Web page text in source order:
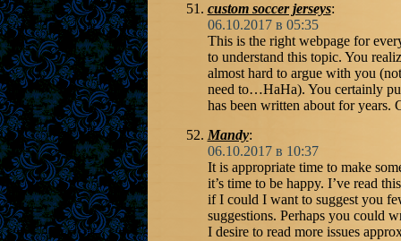
custom soccer jerseys:
06.10.2017 в 05:35
This is the right webpage for
to understand this topic. You
almost hard to argue with you
need to…HaHa). You certainly
has been written about for years.
Mandy:
06.10.2017 в 10:37
It is appropriate time to make
it’s time to be happy. I’ve read
if I could I want to suggest you
suggestions. Perhaps you could
I desire to read more issues